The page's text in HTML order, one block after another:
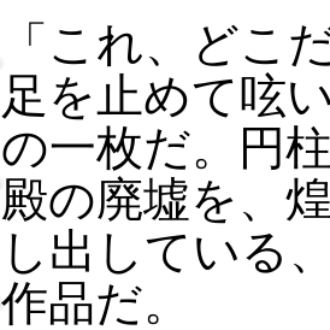
「これ、どこ
足を止めて呟
の一枚だ。円
殿の廃墟を、
し出している
作品だ。